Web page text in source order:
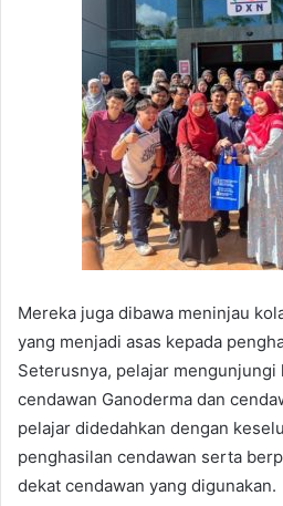
Mereka juga dibawa meninjau
yang menjadi asas kepada
Seterusnya, pelajar mengunjungi
cendawan Ganoderma dan
pelajar didedahkan dengan
penghasilan cendawan serta
dekat cendawan yang digunakan.